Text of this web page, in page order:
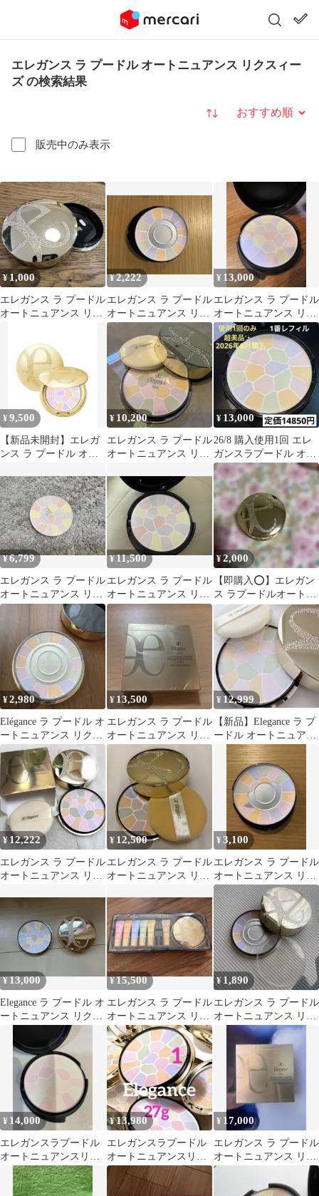
エレガンス ラ プードル オートニュアンス リクスィー
ズ の検索結果
販売中のみ表示
並び替え
¥1,000
エレガンス ラ プードル
オートニュアンス リク
¥2,222
エレガンス ラ プードル
オートニュアンス リク
スィーズ Ⅰ 27g
¥ 13,000
エレガンス ラ プードル
オートニュアンス リク
スィーズ IX レフィル
¥9,500
【新品未開封】エレガ
ンス ラ プードル オー
ウダー
¥ 10,200
エレガンス ラ プードル
オートニュアンス リク
¥ 13,000
26/8 購入使用1回 エレ
ガンスラプードル オー
トニュアンスリクスィ
ーズ I
¥6,799
エレガンス ラ プードル
オートニュアンス リク
スィーズⅨ
¥11,500
エレガンス ラ プードル
オートニュアンス リク
スィーズ IX 9 レフィル
¥2,000
【即購入⭕️】エレガン
ス ラプードルオートニ
ュアンスリクスィーズ
Ⅷ
¥2,980
Elégance ラ プードル オ
ートニュアンス リクス
ィーズ I
¥ 13,500
エレガンス ラ プードル
オートニュアンス リク
スィーズ 08 レフィル
¥ 12,999
【新品】Elegance ラ プ
ードル オートニュアン
ス リクスィーズ I
¥12,222
エレガンス ラ プードル
オートニュアンス リク
¥ 12,500
エレガンス ラ プードル
オートニュアンス リク
¥3,100
エレガンス ラ プードル
オートニュアンス リク
スィーズ Ⅰ 27g
¥13,000
Elegance ラ プードル オ
ートニュアンス リクス
¥15,500
エレガンス ラ プードル
オートニュアンス リク
スィーズ スペシャルキ
ット
¥ 1,890
エレガンス ラ プードル
オートニュアンス リク
スィーズ I エレガント
¥ 14,000
エレガンスラプードル
オートニュアンスリク
スィーズ 27g 6番レフィ
¥13,980
エレガンスラプードル
オートニュアンスリク
スィーズ 27g 1番
¥ 17,000
エレガンス ラ プードル
オートニュアンス リク
スィーズ IV 27g